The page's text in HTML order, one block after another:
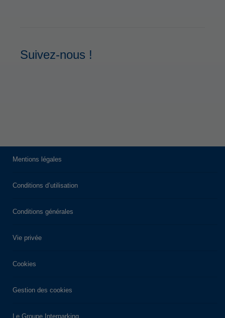
Suivez-nous !
Mentions légales
Conditions d’utilisation
Conditions générales
Vie privée
Cookies
Gestion des cookies
Le Groupe Interparking